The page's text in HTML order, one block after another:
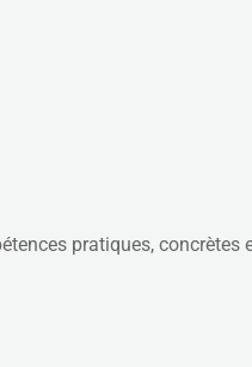
pratiques, concrètes